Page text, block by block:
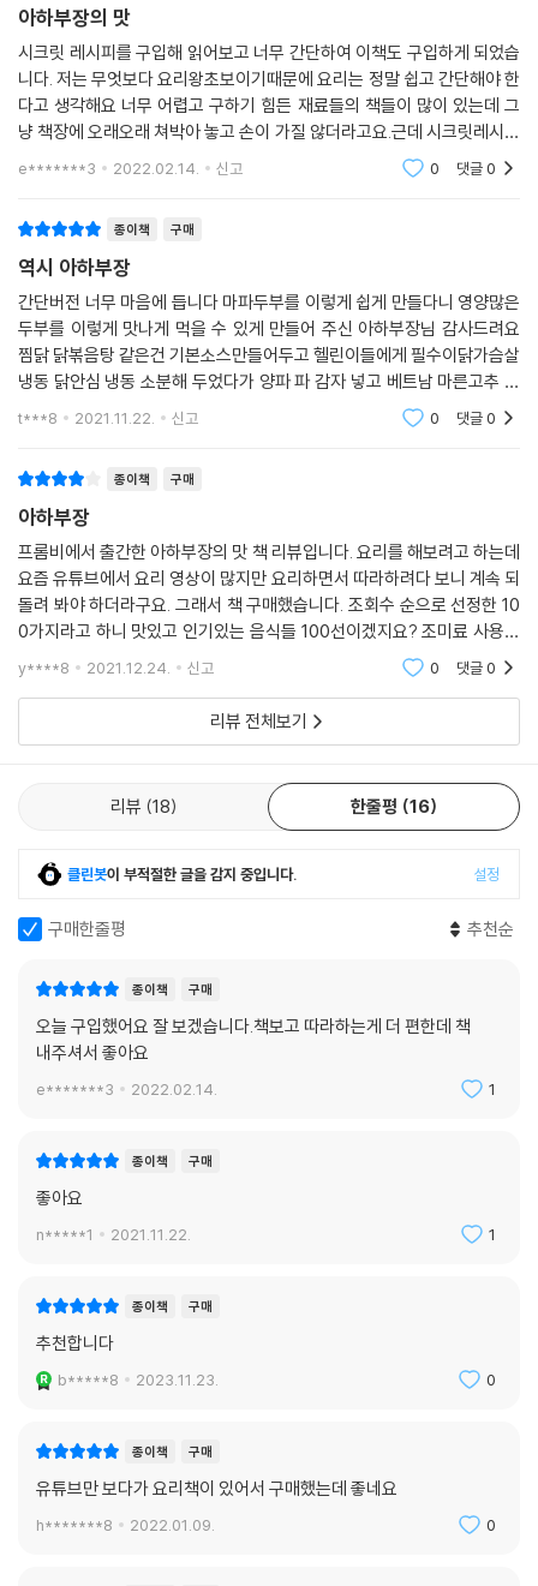
부록_일타쌍피 요리
일타쌍피 01 김치 돼지고기 된장찌개 · 234
일타쌍피 02 떡볶이 양념 닭볶음탕 · 235
일타쌍피 03 서산 김치찌개 · 236
일타쌍피 04 포장마차 국수 · 237
일타쌍피 05 초간단 족발 덮밥 · 238
일타쌍피 08 총각무 볶음밥 · 241
일타쌍피 09 10분 완성 찜닭 · 242
일타쌍피 10 일품 잡채 덮밥 · 243
일타쌍피 11 게살 계란 수프 · 244
일타쌍피 12 태국식 공심채 복음 · 245
일타쌍피 13 마성의 꽃게탕 · 246
기본육수 아하부장 닭 육수 · 247
아하부장의 맛
시크릿 레시피를 구입해 읽어보고 너무 간단하여 이책도 구입하게 되었습
니다. 저는 무엇보다 요리왕초보이기때문에 요리는 정말 쉽고 간단해야 한
다고 생각해요 너무 어렵고 구하기 힘든 재료들의 책들이 많이 있는데 그
냥 책장에 오래오래 쳐박아 놓고 손이 가질 않더라고요.근데 시크릿레시피
는 유일하게 자주 들다보았던. 재료들이 엄청 간단하고 레시피도 단순해서
e*******3 2022.02.14. 신고 0 댓글0
종이책 구매
역시 아하부장
간단버전 너무 마음에 듭니다 마파두부를 이렇게 쉽게 만들다니 영양많은
두부를 이렇게 맛나게 먹을 수 있게 만들어 주신 아하부장님 감사드려요
찜닭 닭볶음탕 같은건 기본소스만들어두고 헬린이들에게 필수이닭가슴살
냉동 닭안심 냉동 소분해 두었다가 양파 파 감자 넣고 베트남 마른고추 넣
고 10분 끓여 밥하고 같이 먹으니 냉동닭도 순삭입니다 김치도 부장님 덕
t***8 2021.11.22. 신고 0 댓글0
종이책 구매
아하부장
프롬비에서 출간한 아하부장의 맛 책 리뷰입니다. 요리를 해보려고 하는데
요즘 유튜브에서 요리 영상이 많지만 요리하면서 따라하려다 보니 계속 되
돌려 봐야 하더라구요. 그래서 책 구매했습니다. 조회수 순으로 선정한 10
0가지라고 하니 맛있고 인기있는 음식들 100선이겠지요? 조미료 사용을
권장해서 따라 하고 있다 보니 밖에서 사먹는 맛이 나네요ㅋㅋㅋ
y****8 2021.12.24. 신고 0 댓글0
리뷰 전체보기
리뷰 18 한줄평 16
클린봇이 부적절한 글을 감지 중입니다. 설정
구매한줄평 추천순
종이책 구매
오늘 구입했어요 잘 보겠습니다.책보고 따라하는게 더 편한데 책
내주셔서 좋아요
e*******3 2022.02.14. 1
종이책 구매
좋아요
n*****1 2021.11.22. 1
종이책 구매
추천합니다
b*****8 2023.11.23. 0
종이책 구매
유튜브만 보다가 요리책이 있어서 구매했는데 좋네요
h*******8 2022.01.09. 0